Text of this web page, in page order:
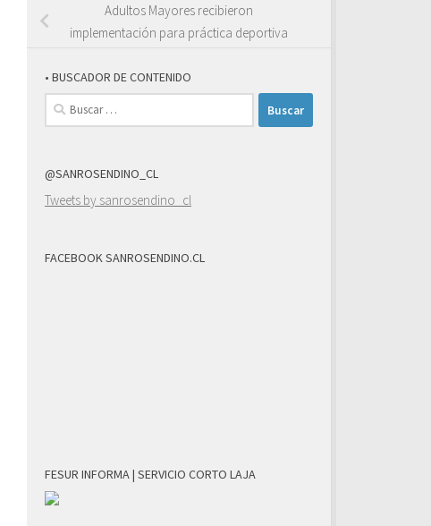
Adultos Mayores recibieron
implementación para práctica deportiva
• BUSCADOR DE CONTENIDO
Buscar:
@SANROSENDINO_CL
Tweets by sanrosendino_cl
FACEBOOK SANROSENDINO.CL
FESUR INFORMA | SERVICIO CORTO LAJA